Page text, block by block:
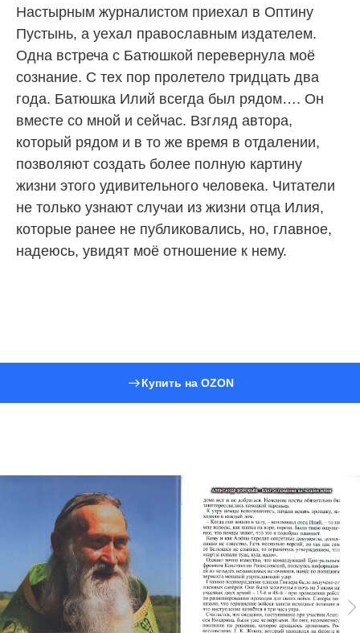
Настырным журналистом приехал в Оптину
Пустынь, а уехал православным издателем.
Одна встреча с Батюшкой перевернула моё
сознание. С тех пор пролетело тридцать два
года. Батюшка Илий всегда был рядом…. Он
вместе со мной и сейчас. Взгляд автора,
который рядом и в то же время в отдалении,
позволяют создать более полную картину
жизни этого удивительного человека. Читатели
не только узнают случаи из жизни отца Илия,
которые ранее не публиковались, но, главное,
надеюсь, увидят моё отношение к нему.
Купить на OZON